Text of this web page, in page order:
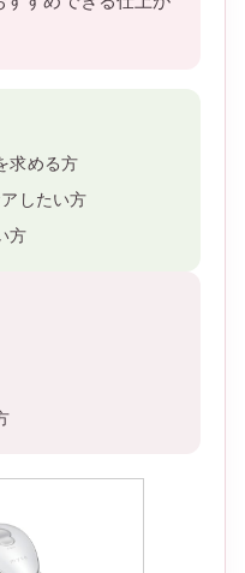
求める方
したい方
方